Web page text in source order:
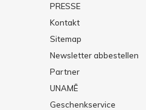
PRESSE
Kontakt
Sitemap
Newsletter abbestellen
Partner
UNAMĒ
Geschenkservice